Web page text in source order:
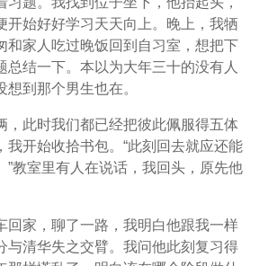
开始好好学习天天向上。晚上，我牺
和家人吃过晚饭回到自习室，想把下
总结一下。本以为大年三十的没有人
想到那个男生也在。
，此时我们都已经把彼此佩服得五体
我开始收拾书包。“此刻回去就应还能
”教室里有人在说话，我回头，原先他
回家，聊了一路，我明白他跟我一样
与清华失之交臂。我问他此刻复习得